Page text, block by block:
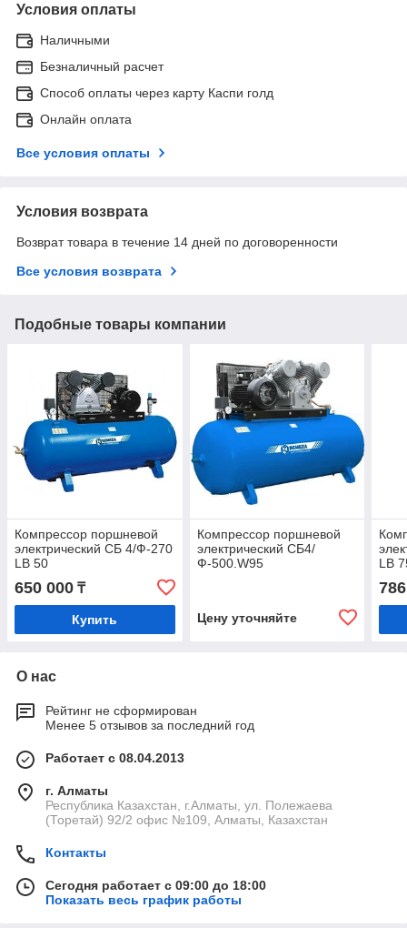
Условия оплаты
Наличными
Безналичный расчет
Способ оплаты через карту Каспи голд
Онлайн оплата
Все условия оплаты
Условия возврата
Возврат товара в течение 14 дней по договоренности
Все условия возврата
Подобные товары компании
Компрессор поршневой
электрический СБ 4/Ф-270
LB 50
650 000 ₸
Купить
Компрессор поршневой
электрический CБ4/
Ф-500.W95
Цену уточняйте
LB
О нас
Рейтинг не сформирован
Менее 5 отзывов за последний год
Работает с 08.04.2013
г. Алматы
Республика Казахстан, г.Алматы, ул. Полежаева
(Торетай) 92/2 офис №109, Алматы, Казахстан
Контакты
Сегодня работает с 09:00 до 18:00
Показать весь график работы